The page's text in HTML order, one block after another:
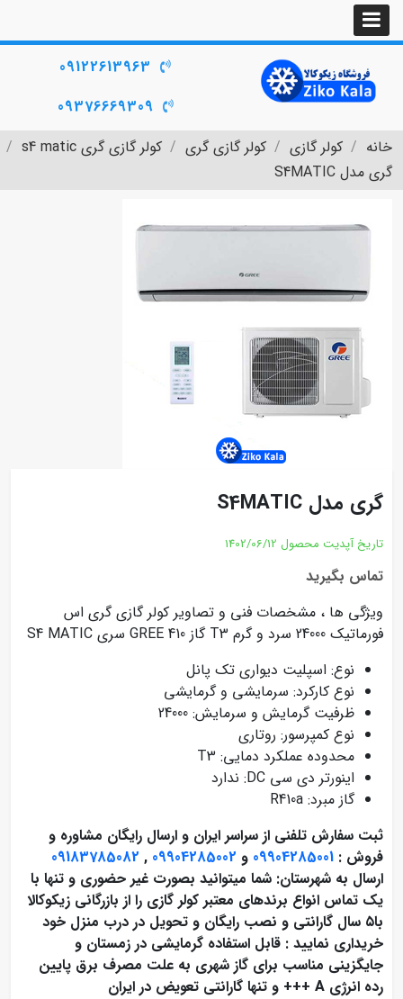
09122613963
09376669309
خانه
کولر گازی کولر گازی گری
کولر گازی گری s4 matic
گری مدل S4MATIC
گری مدل S4MATIC
تاریخ آپدیت محصول 1402/06/12
تماس بگیرید
ویژگی ها ، مشخصات فنی و تصاویر کولر گازی گری اس
فورماتیک 24000 سرد و گرم T3 گاز 410 GREE سری S4 MATIC
نوع: اسپلیت دیواری تک پانل
نوع کارکرد: سرمایشی و گرمایشی
ظرفیت گرمایش و سرمایش: 24000
نوع کمپرسور: روتاری
محدوده عملکرد دمایی: T3
اینورتر دی سی DC: ندارد
گاز مبرد: R410a
ثبت سفارش تلفنی از سراسر ایران و ارسال رایگان مشاوره و
فروش : 09904285001 و ,
09183785082
ارسال به شهرستان: شما میتوانید بصورت غیر حضوری و تنها با
یک تماس انواع برندهای معتبر کولر گازی را از بازرگانی زیکوکالا
با۵ سال گارانتی و نصب رایگان و تحویل در درب منزل خود
خریداری نمایید : قابل استفاده گرمایشی در زمستان و
جایگزینی مناسب برای گاز شهری به علت مصرف برق پایین
رده انرژی A +++ و تنها گارانتی تعویض در ایران